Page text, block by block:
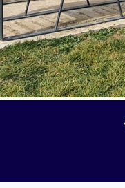
Marchés
et Infantile